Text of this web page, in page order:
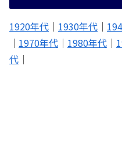
1920年代 ｜ 1930年代 ｜
｜ 1970年代 ｜ 1980年代 ｜
代 ｜